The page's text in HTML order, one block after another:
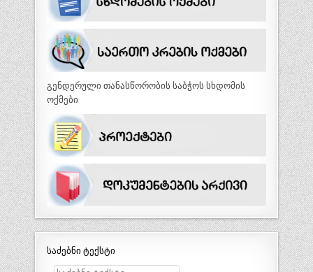
გენდერული თანასწორობის საბჭოს სხდომის
ოქმები
საძებნი ტექსტი